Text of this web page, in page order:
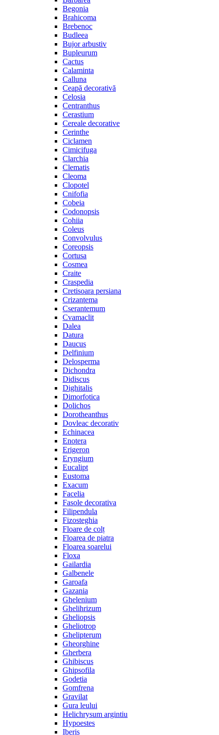
Begonia
Brahicoma
Brebenoc
Budleea
Bujor arbustiv
Bupleurum
Cactus
Calaminta
Calluna
Ceapă decorativă
Celosia
Centranthus
Cerastium
Cereale decorative
Cerinthe
Ciclamen
Cimicifuga
Clarchia
Clematis
Cleoma
Clopotel
Cnifofia
Cobeia
Codonopsis
Cohiia
Coleus
Convolvulus
Coreopsis
Cortusa
Cosmea
Craite
Craspedia
Cretisoara persiana
Crizantema
Cserantemum
Cvamaclit
Dalea
Datura
Daucus
Delfinium
Delosperma
Dichondra
Didiscus
Dighitalis
Dimorfotica
Dolichos
Dorotheanthus
Dovleac decorativ
Echinacea
Enotera
Erigeron
Eryngium
Eucalipt
Eustoma
Exacum
Facelia
Fasole decorativa
Filipendula
Fizosteghia
Floare de colț
Floarea de piatra
Floarea soarelui
Floxa
Gailardia
Galbenele
Garoafa
Gazania
Ghelenium
Ghelihrizum
Gheliopsis
Gheliotrop
Ghelipterum
Gheorghine
Gherbera
Ghibiscus
Ghipsofila
Godetia
Gomfrena
Gravilat
Gura leului
Helichrysum argintiu
Hypoestes
Iberis